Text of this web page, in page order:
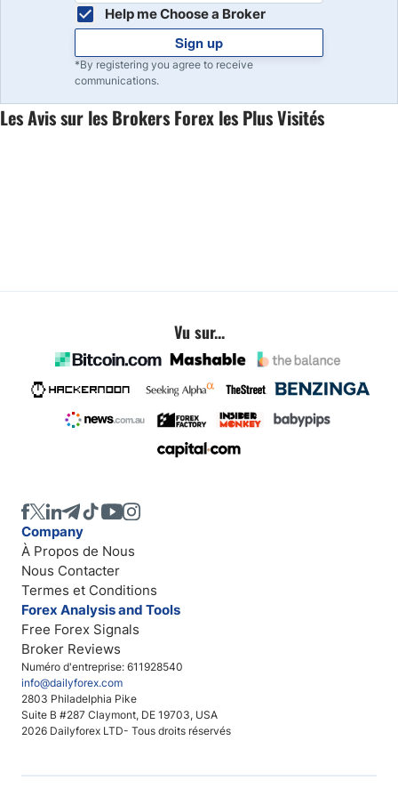
sélection d’actions.
Help me Choose a Broker
Sign up
*By registering you agree to receive
communications.
Les Avis sur les Brokers Forex les Plus Visités
Vu sur...
Numéro d'entreprise: 611928540
info@dailyforex.com
2803 Philadelphia Pike
Suite B #287 Claymont, DE 19703, USA
2026 Dailyforex LTD- Tous droits réservés
Company
À Propos de Nous
Nous Contacter
Termes et Conditions
Forex Analysis and Tools
Free Forex Signals
Broker Reviews